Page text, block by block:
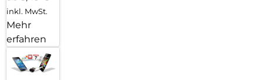
inkl. MwSt.
Mehr
erfahren